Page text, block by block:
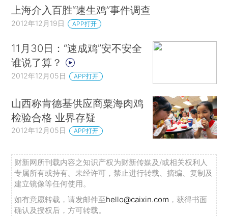
上海介入百胜“速生鸡”事件调查
2012年12月19日 APP打开
11月30日：“速成鸡”安不安全
谁说了算？
2012年12月05日 APP打开
山西称肯德基供应商粟海肉鸡
检验合格 业界存疑
2012年12月05日 APP打开
财新网所刊载内容之知识产权为财新传媒及/或相关权利人
专属所有或持有。未经许可，禁止进行转载、摘编、复制及
建立镜像等任何使用。
如有意愿转载，请发邮件至hello@caixin.com ，获得书面
确认及授权后，方可转载。